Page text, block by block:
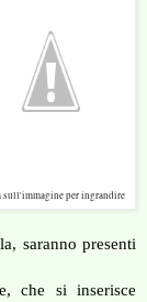
sull'immagine per ingrandire
saranno presenti
che si inserisce